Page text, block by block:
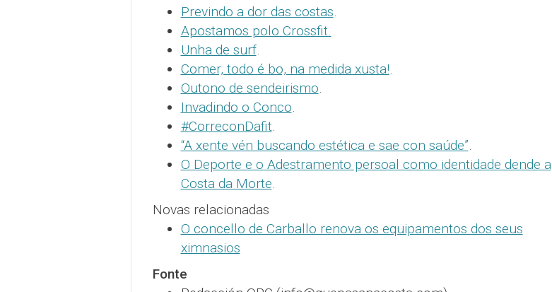
Previndo a dor das costas.
Apostamos polo Crossfit.
Unha de surf.
Comer, todo é bo, na medida xusta!.
Outono de sendeirismo.
Invadindo o Conco.
#CorreconDafit.
“A xente vén buscando estética e sae con saúde”.
O Deporte e o Adestramento persoal como identidade dende a
Costa da Morte.
Novas relacionadas
O concello de Carballo renova os equipamentos dos seus
ximnasios
Fonte